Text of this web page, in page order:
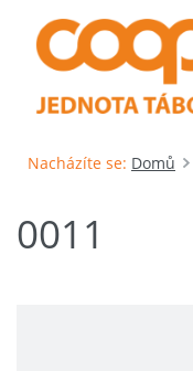
Nacházíte se: Domů
0011